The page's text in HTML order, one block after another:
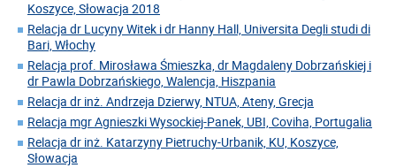
Koszyce, Słowacja 2018
Relacja dr Lucyny Witek i dr Hanny Hall, Universita Degli studi di
Bari, Włochy
Relacja prof. Mirosława Śmieszka, dr Magdaleny Dobrzańskiej i
dr Pawla Dobrzańskiego, Walencja, Hiszpania
Relacja dr inż. Andrzeja Dzierwy, NTUA, Ateny, Grecja
Relacja mgr Agnieszki Wysockiej-Panek, UBI, Coviha, Portugalia
Relacja dr inż. Katarzyny Pietruchy-Urbanik, KU, Koszyce,
Słowacja